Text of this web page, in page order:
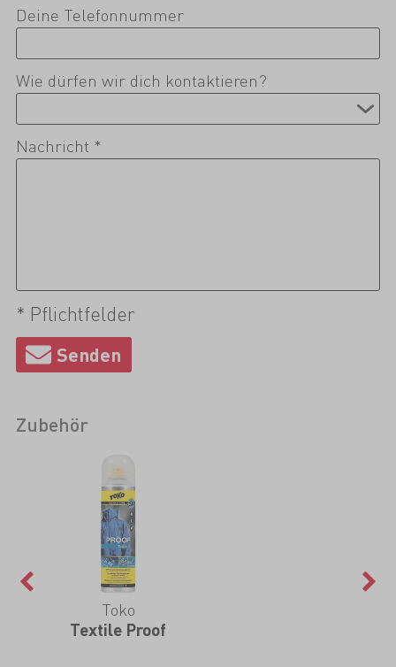
Deine Telefonnummer
Wie dürfen wir dich kontaktieren?
Nachricht *
* Pflichtfelder
Zubehör
Toko
Textile Proof